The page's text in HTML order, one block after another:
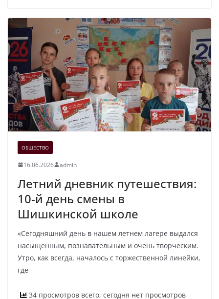
ОБЩЕСТВО
16.06.2026 admin
Летний дневник путешествия:
10-й день смены в
Шишкинской школе
«Сегодняшний день в нашем летнем лагере выдался
насыщенным, познавательным и очень творческим.
Утро, как всегда, началось с торжественной линейки,
где
34 просмотров всего, сегодня нет просмотров